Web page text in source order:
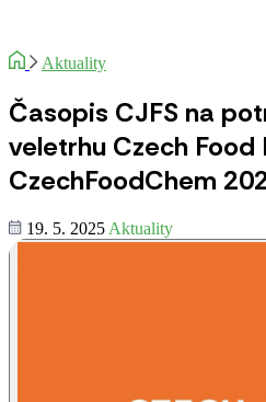
Aktuality
Časopis CJFS na
veletrhu Czech Food
CzechFoodChem
19. 5. 2025 Aktuality